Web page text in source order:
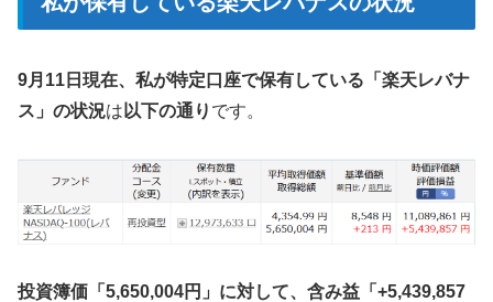
9月11日現在、私が特定口座で保有している「楽天レバナ
ス」の状況は 以下の通り です。
投資簿価「5,650,004円」に対して、含み益「+5,439,857